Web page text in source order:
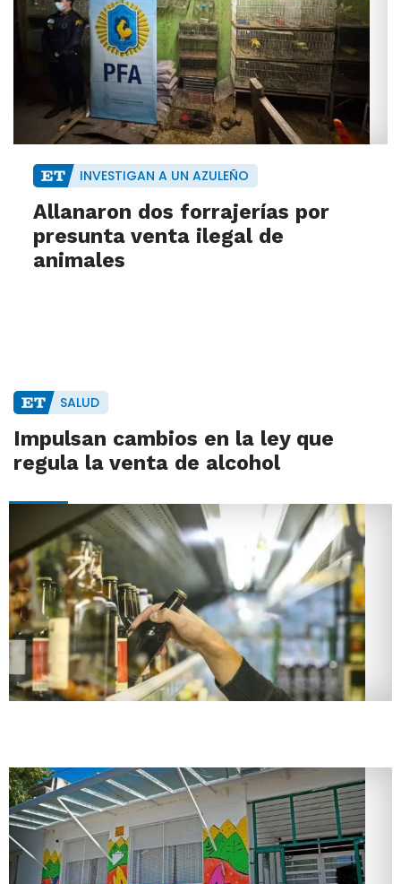
INVESTIGAN A UN AZULEÑO
Allanaron dos forrajerías por
presunta venta ilegal de
animales
SALUD
Impulsan cambios en la ley que
regula la venta de alcohol